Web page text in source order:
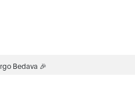
Bedava 🎉